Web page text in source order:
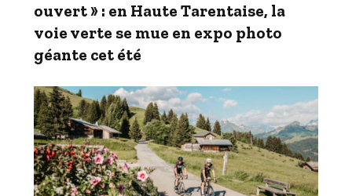
ouvert » : en Haute Tarentaise, la
voie verte se mue en expo photo
géante cet été